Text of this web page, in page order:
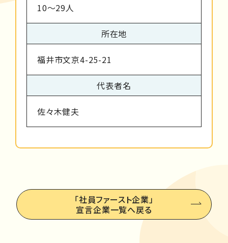
10～29人
所在地
福井市文京4-25-21
代表者名
佐々木健夫
「社員ファースト企業」
宣言企業一覧へ戻る